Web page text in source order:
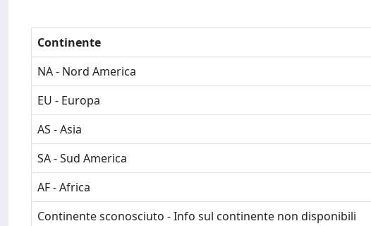
Continente
NA - Nord America
EU - Europa
AS - Asia
SA - Sud America
AF - Africa
Continente sconosciuto - Info sul continente non disponibili